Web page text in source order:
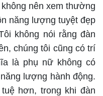
nên xem thường
năng lượng tuyệt đẹp
không nói rằng đàn
chúng tôi cũng có trí
là phụ nữ không có
lượng hành động.
hơn, trong khi đàn